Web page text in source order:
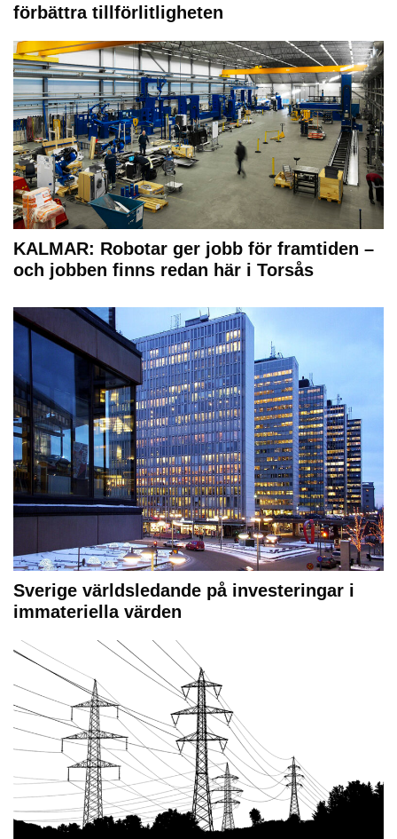
förbättra tillförlitligheten
KALMAR: Robotar ger jobb för framtiden –
och jobben finns redan här i Torsås
Sverige världsledande på investeringar i
immateriella värden